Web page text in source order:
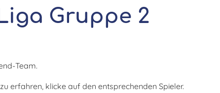
Gruppe 2
Team.
erfahren, klicke auf den entsprechenden Spieler.